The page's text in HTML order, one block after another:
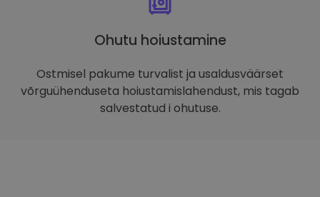
Ohutu hoiustamine
Ostmisel pakume turvalist ja usaldusväärset
võrguühenduseta hoiustamislahendust, mis tagab
salvestatud i ohutuse.